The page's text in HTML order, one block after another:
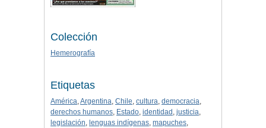
Colección
Hemerografía
Etiquetas
América,Argentina, Chile, cultura, democracia,
derechos humanos, Estado, identidad , justicia,
legislación, lenguas indígenas, mapuches,